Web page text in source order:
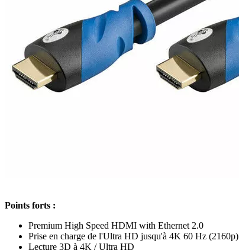
Points forts :
Premium High Speed HDMI with Ethernet 2.0
Prise en charge de l'Ultra HD jusqu'à 4K 60 Hz (2160p)
Lecture 3D à 4K / Ultra HD